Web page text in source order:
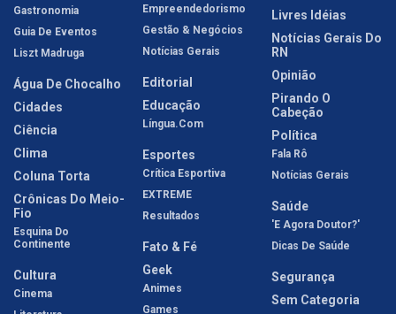
Gastronomia
Guia De Eventos
Liszt Madruga
Água De Chocalho
Cidades
Ciência
Clima
Coluna Torta
Crônicas Do Meio-
Fio
Esquina Do
Continente
Cultura
Cinema
Empreendedorismo
Gestão & Negócios
Notícias Gerais
Editorial
Educação
Língua.com
Esportes
Crítica Esportiva
EXTREME
Resultados
Fato & Fé
Geek
Animes
Games
Livres Idéias
Notícias Gerais Do
RN
Opinião
Pirando O
Cabeção
Política
Fala Rô
Notícias Gerais
Saúde
'E Agora Doutor?'
Dicas De Saúde
Segurança
Sem Categoria